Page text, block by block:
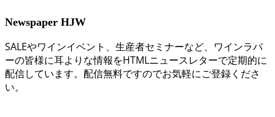
Newspaper HJW
SALEやワインイベント、生産者セミナーなど、ワインラバ
ーの皆様に耳よりな情報をHTMLニュースレターで定期的に
配信しています。配信無料ですのでお気軽にご登録くださ
い。